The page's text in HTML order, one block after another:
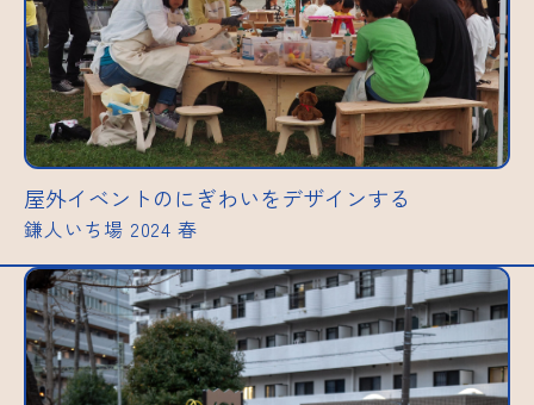
屋外イベントのにぎわいをデザインする
鎌人いち場 2024 春